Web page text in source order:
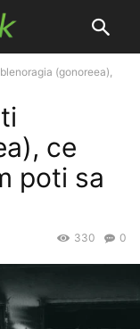
(gonoreea),
ce
poti sa
0
330